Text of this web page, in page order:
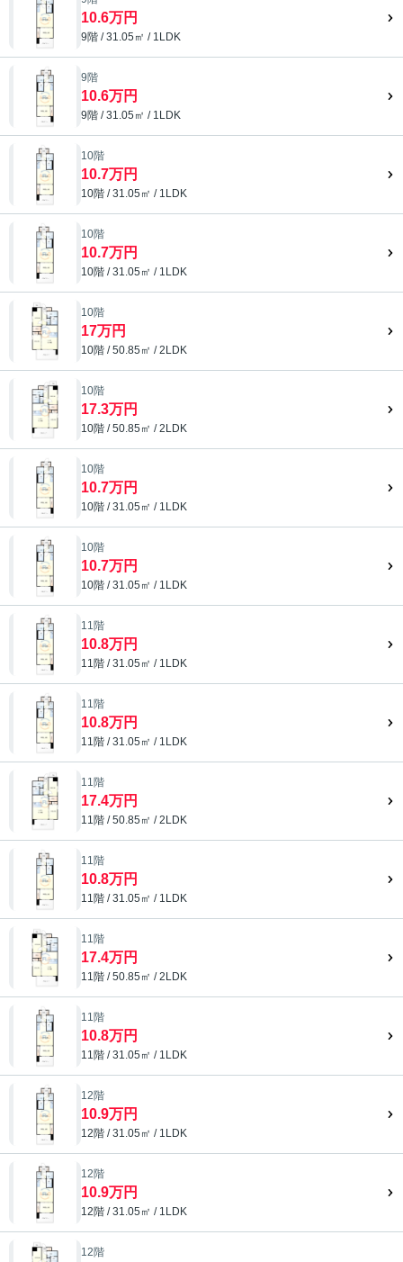
10.6万円
9階 / 31.05㎡ / 1LDK
9階
10.6万円
9階 / 31.05㎡ / 1LDK
10階
10.7万円
10階 / 31.05㎡ / 1LDK
10階
10.7万円
10階 / 31.05㎡ / 1LDK
10階
17万円
10階 / 50.85㎡ / 2LDK
10階
17.3万円
10階 / 50.85㎡ / 2LDK
10階
10.7万円
10階 / 31.05㎡ / 1LDK
10階
10.7万円
10階 / 31.05㎡ / 1LDK
11階
10.8万円
11階 / 31.05㎡ / 1LDK
11階
10.8万円
11階 / 31.05㎡ / 1LDK
11階
17.4万円
11階 / 50.85㎡ / 2LDK
11階
10.8万円
11階 / 31.05㎡ / 1LDK
11階
17.4万円
11階 / 50.85㎡ / 2LDK
11階
10.8万円
11階 / 31.05㎡ / 1LDK
12階
10.9万円
12階 / 31.05㎡ / 1LDK
12階
10.9万円
12階 / 31.05㎡ / 1LDK
12階